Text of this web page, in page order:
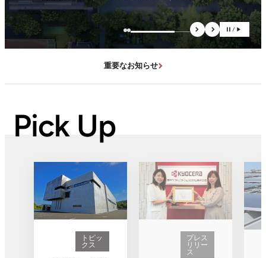
重要なお知らせ
【重要なお知らせ】当社Sigfoxサイトを装った偽サイ
トにご注意ください
Pick Up
トピッ
クス
プレス
リリー
ス